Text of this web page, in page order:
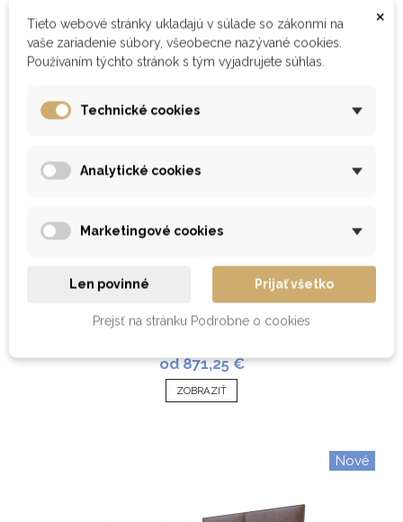
od 871,25 €
ZOBRAZIŤ
Nové
×
Tieto webové stránky ukladajú v súlade so zákonmi na
vaše zariadenie súbory, všeobecne nazývané cookies.
Používaním týchto stránok s tým vyjadrujete súhlas.
Technické cookies
Analytické cookies
Marketingové cookies
Len povinné Prijať všetko
Prejsť na stránku Podrobne o cookies